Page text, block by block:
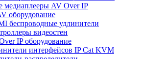
медиаплееры AV Over IP
оборудование
беспроводные удлинители
видеостен
IP оборудование
интерфейсов IP Cat KVM